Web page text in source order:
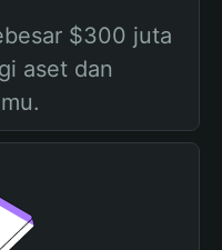
$300 juta
aset dan